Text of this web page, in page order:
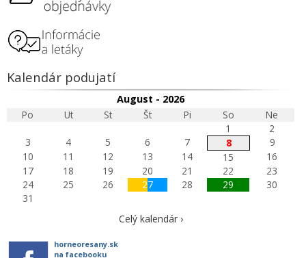
Kalendár podujatí
August - 2026
Po
Ut St Št Pi So
Ne
1
2
3
4 5 6 7 8
9
10
11 12 13 14 15
16
17
18 19 20 21 22
23
24
25 26 27 28 29
30
31
Celý kalendár ›
horneoresany.sk
na facebooku